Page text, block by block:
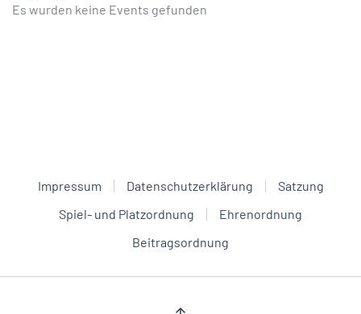
Es wurden keine Events gefunden
Impressum Datenschutzerklärung
Satzung
Spiel- und Platzordnung
Ehrenordnung
Beitragsordnung